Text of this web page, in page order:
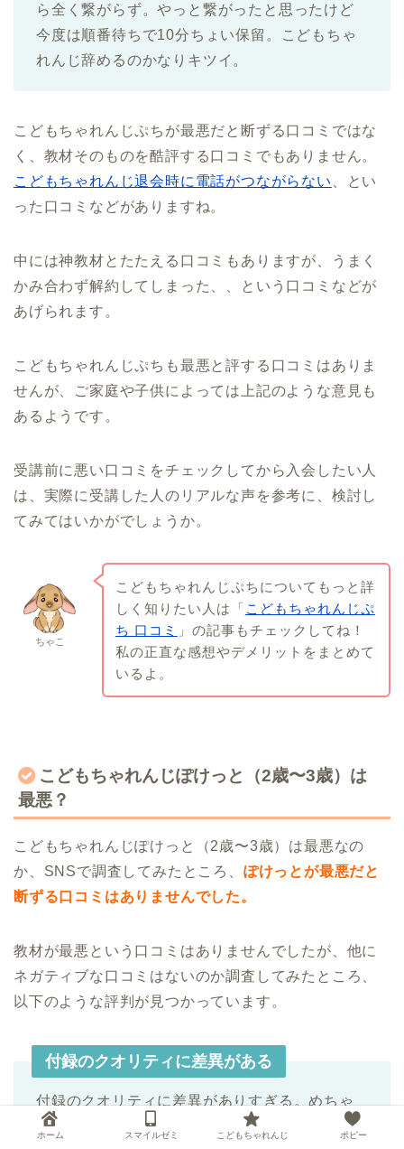
ら全く繋がらず。やっと繋がったと思ったけど
今度は順番待ちで10分ちょい保留。こどもちゃ
れんじ辞めるのかなりキツイ。
こどもちゃれんじぷちが最悪だと断ずる口コミではな
く、教材そのものを酷評する口コミでもありません。
こどもちゃれんじ退会時に電話がつながらない
、とい
った口コミなどがありますね。
中には神教材とたたえる口コミもありますが、うまく
かみ合わず解約してしまった、、という口コミなどが
あげられます。
こどもちゃれんじぷちも最悪と評する口コミはありま
せんが、ご家庭や子供によっては上記のような意見も
あるようです。
受講前に悪い口コミをチェックしてから入会したい人
は、実際に受講した人のリアルな声を参考に、検討し
てみてはいかがでしょうか。
ちゃこ
こどもちゃれんじぷちについてもっと詳
しく知りたい人は「 こどもちゃれんじぷ
ち 口コミ 」の記事もチェックしてね！
私の正直な感想やデメリットをまとめて
いるよ。
こどもちゃれんじぽけっと（2歳〜3歳）は
最悪？
こどもちゃれんじぽけっと（2歳〜3歳）は最悪なの
か、SNSで調査してみたところ、 ぽけっとが最悪だと
断ずる口コミはありませんでした。
教材が最悪という口コミはありませんでしたが、他に
ネガティブな口コミはないのか調査してみたところ、
以下のような評判が見つかっています。
付録のクオリティに差異がある
付録のクオリティに差異がありすぎる。めちゃ
くちゃいい時と付録がしょぼい時があるのがな
ホーム スマイルゼミ こどもちゃれんじ ポピー